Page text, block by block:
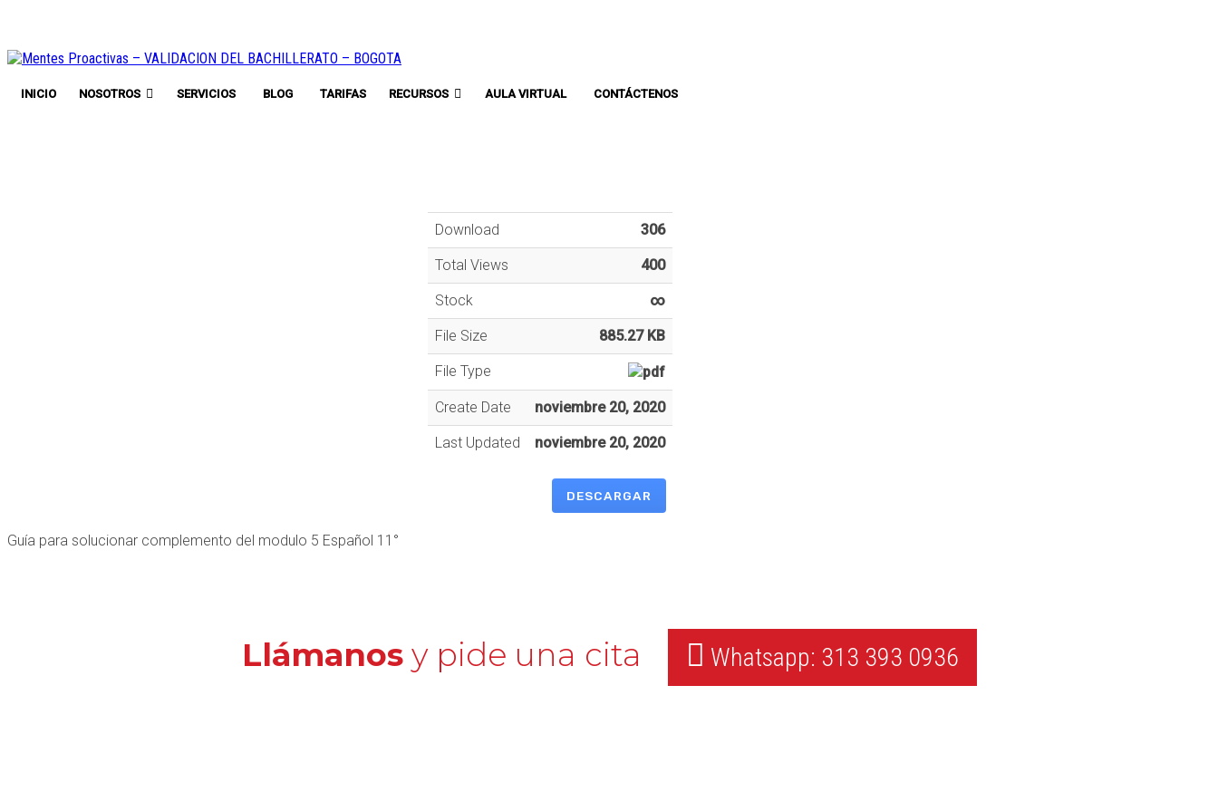
INICIO NOSOTROS SERVICIOS BLOG TARIFAS RECURSOS AULA VIRTUAL CONTÁCTENOS
Download 306
Total Views 400
Stock ∞
File Size 885.27 KB
File Type
Create Date noviembre 20, 2020
Last Updated noviembre 20, 2020
DESCARGAR
Guía para solucionar complemento del modulo 5 Español 11°
Llámanosy pide una cita Whatsapp: 313 393 0936